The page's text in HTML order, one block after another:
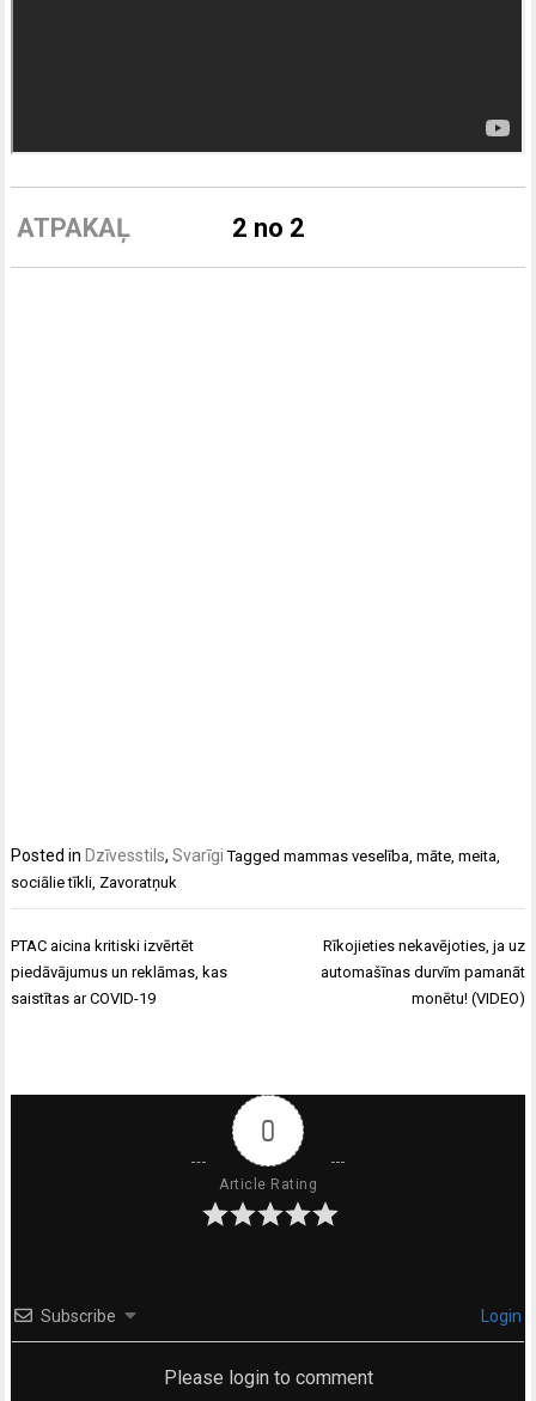
ATPAKAĻ 2 no 2
Posted in Dzīvesstils,Svarīgi Taggedmammas veselība,māte,meita,
sociālie tīkli, Zavoratņuk
Ziņu
izvēlne
PTAC aicina kritiski izvērtēt
piedāvājumus un reklāmas, kas
saistītas ar COVID-19
Rīkojieties nekavējoties, ja uz
automašīnas durvīm pamanāt
monētu! (VIDEO)
0
Article Rating
Subscribe Login
Please login to comment